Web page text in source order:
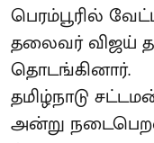
பெரம்பூரில்
தலைவர் விஜய்
தொடங்கினார்.
தமிழ்நாடு
அன்று